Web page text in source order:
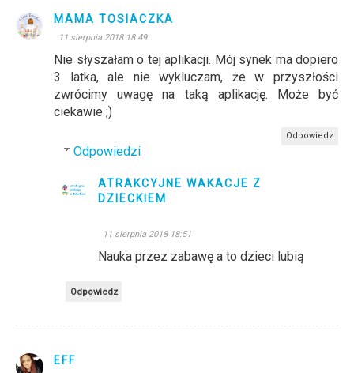
MAMA TOSIACZKA
11 sierpnia 2018 18:49
Nie słyszałam o tej aplikacji. Mój synek ma dopiero
3 latka, ale nie wykluczam, że w przyszłości
zwrócimy uwagę na taką aplikację. Może być
ciekawie ;)
Odpowiedz
Odpowiedzi
ATRAKCYJNE WAKACJE Z
DZIECKIEM
11 sierpnia 2018 18:51
Nauka przez zabawę a to dzieci lubią
Odpowiedz
EFF